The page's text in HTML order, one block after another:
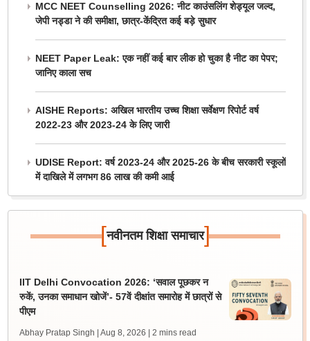
MCC NEET Counselling 2026: नीट काउंसलिंग शेड्यूल जल्द,
जेपी नड्डा ने की समीक्षा, छात्र-केंद्रित कई बड़े सुधार
NEET Paper Leak: एक नहीं कई बार लीक हो चुका है नीट का पेपर;
जानिए काला सच
AISHE Reports: अखिल भारतीय उच्च शिक्षा सर्वेक्षण रिपोर्ट वर्ष
2022-23 और 2023-24 के लिए जारी
UDISE Report: वर्ष 2023-24 और 2025-26 के बीच सरकारी स्कूलों
में दाखिले में लगभग 86 लाख की कमी आई
[नवीनतम शिक्षा समाचार]
IIT Delhi Convocation 2026: ‘सवाल पूछकर न
रुकें, उनका समाधान खोजें’- 57वें दीक्षांत समारोह में छात्रों से
पीएम
Abhay Pratap Singh | Aug 8, 2026 | 2 mins read